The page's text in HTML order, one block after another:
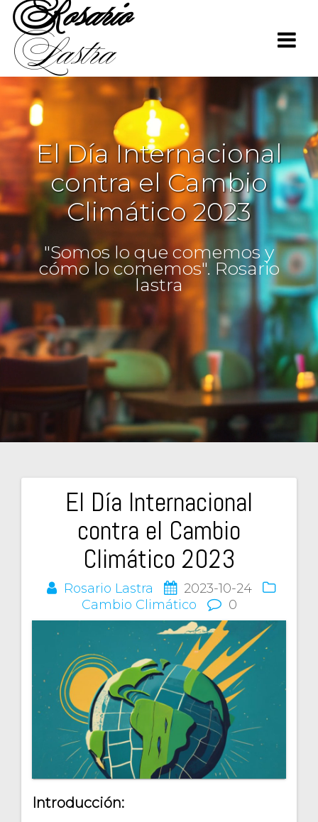
Rosario
Lastra
El Día Internacional
contra el Cambio
Climático 2023
"Somos lo que comemos y
cómo lo comemos". Rosario
lastra
El Día Internacional
contra el Cambio
Climático 2023
Rosario Lastra
2023-10-24
Cambio Climático
0
Introducción:
Navegación
entradas